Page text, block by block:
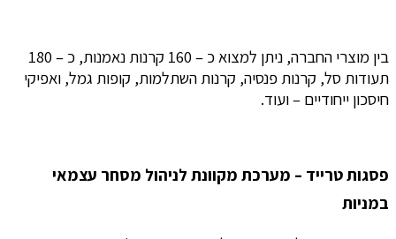
בין מוצרי החברה, ניתן למצוא כ – 160 קרנות נאמנות, כ – 180
תעודות סל, קרנות פנסיה, קרנות השתלמות, קופות גמל, ואפיקי
חיסכון ייחודיים – ועוד.
פסגות טרייד – מערכת מקוונת לניהול מסחר עצמאי
במניות